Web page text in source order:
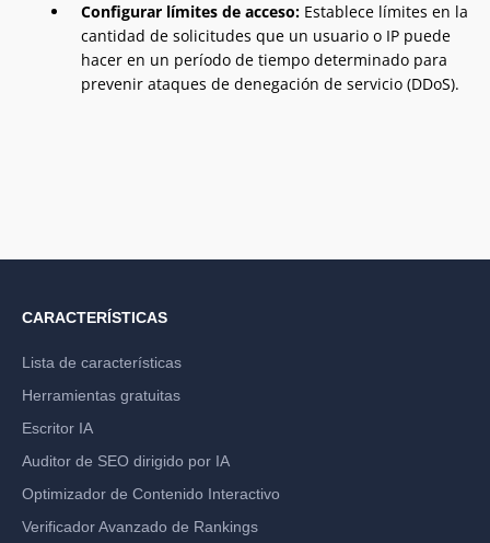
Configurar límites de acceso: Establece límites en la
cantidad de solicitudes que un usuario o IP puede
hacer en un período de tiempo determinado para
prevenir ataques de denegación de servicio (DDoS).
CARACTERÍSTICAS
Lista de características
Herramientas gratuitas
Escritor IA
Auditor de SEO dirigido por IA
Optimizador de Contenido Interactivo
Verificador Avanzado de Rankings